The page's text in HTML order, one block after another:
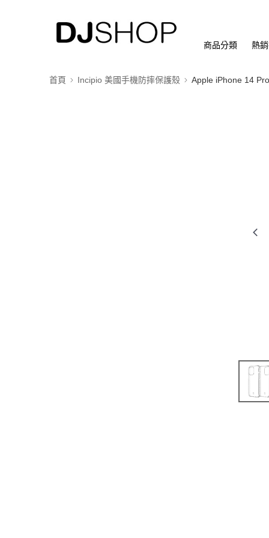
商品分類 熱
首頁 Incipio 美國手機防摔保護殼 Apple iPhone 14